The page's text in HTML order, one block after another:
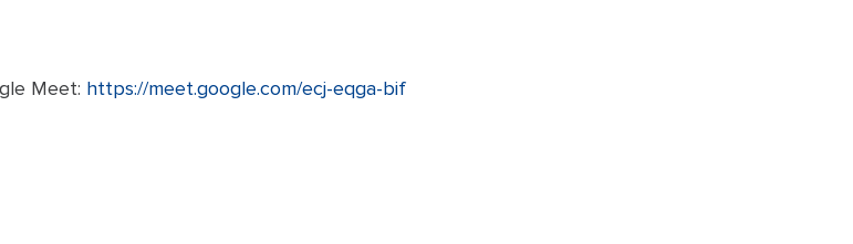
Meet: https://meet.google.com/ecj-eqga-bif